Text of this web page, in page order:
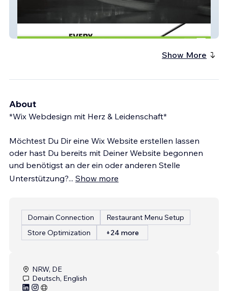
Show More
About
*Wix Webdesign mit Herz & Leidenschaft*
Möchtest Du Dir eine Wix Website erstellen lassen
oder hast Du bereits mit Deiner Website begonnen
und benötigst an der ein oder anderen Stelle
Unterstützung?... Show more
Domain Connection
Restaurant Menu Setup
Store Optimization
+24 more
NRW, DE
Deutsch, English